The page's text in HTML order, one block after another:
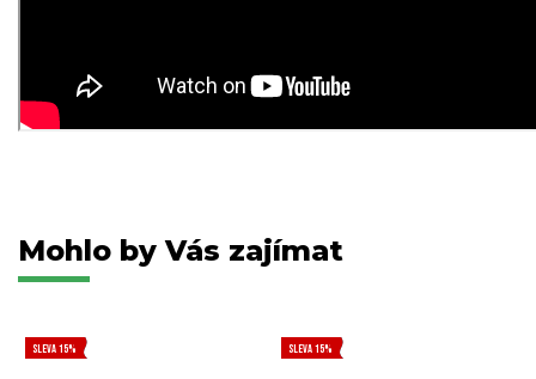
Mohlo by Vás zajímat
SLEVA 15% SLEVA 15%